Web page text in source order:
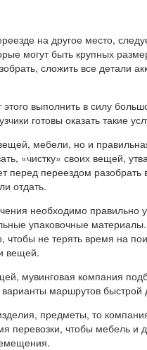
на другое место,
могут быть крупных
сложить все детали
выполнить в силу
готовы оказать такие
мебели, но и
«чистку» своих вещей,
перед переездом разобрать
отдать.
необходимо правильно
упаковочные
чтобы не терять время на
вещей.
мувинговая компания
маршрутов быстрой
предметы, то
перевозки, чтобы мебель и